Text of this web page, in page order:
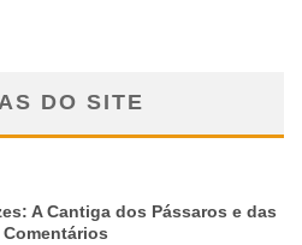
DO SITE
A Cantiga dos Pássaros e das